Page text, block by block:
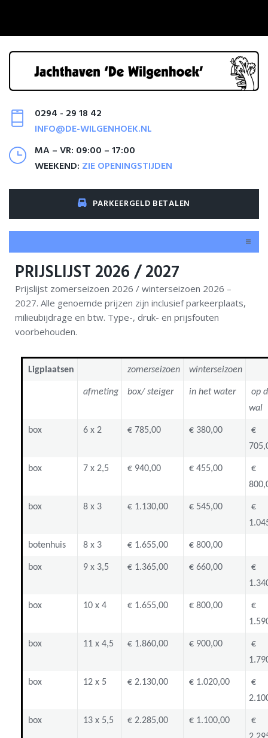
0294 - 29 18 42
INFO@DE-WILGENHOEK.NL
MA – VR: 09:00 – 17:00
WEEKEND: ZIE OPENINGSTIJDEN
PARKEERGELD BETALEN
Home
Ligplaatsen
Service
Informatie
Contact
PRIJSLIJST 2026 / 2027
Prijslijst zomerseizoen 2026 / winterseizoen 2026 –
2027. Alle genoemde prijzen zijn inclusief parkeerplaats,
milieubijdrage en btw. Type-, druk- en prijsfouten
voorbehouden.
Ligplaatsen zomerseizoen winterseizoen
afmeting box/ steiger in het water
op
wal
box 6 x 2 € 785,00 € 380,00
€
box 7 x 2,5 € 940,00 € 455,00
€
box 8 x 3 € 1.130,00 € 545,00
€
botenhuis 8 x 3 € 1.655,00 € 800,00
box 9 x 3,5 € 1.365,00 € 660,00
€
box 10 x 4 € 1.655,00 € 800,00
€
box 11 x 4,5 € 1.860,00 € 900,00
€
box 12 x 5 € 2.130,00 € 1.020,00
€
box 13 x 5,5 € 2.285,00 € 1.100,00
€